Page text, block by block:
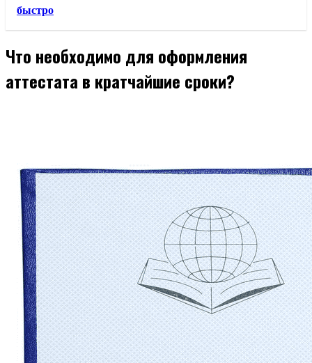
быстро
Что необходимо для оформления
аттестата в кратчайшие сроки?